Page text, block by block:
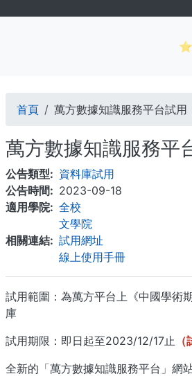
導
航
連
結
首頁 萬方數據知識服務平台試用
萬方數據知識服務平
公告類型
資料庫試用
公告時間
2023-09-18
適用學院
全校
文學院
相關連結
試用網址
線上使用手冊
試用範圍：為萬方平台上《中國學術
庫
試用期限：即日起至2023/12/17止
全新的「萬方數據知識服務平台」網